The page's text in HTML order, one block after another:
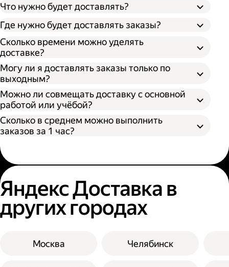
Через парк;
Через парк как самозанятый;
Как самозанятый;
Как индивидуальный предприниматель;
Что нужно будет доставлять?
Где нужно будет доставлять заказы?
Сколько времени можно уделять
доставке?
Могу ли я доставлять заказы только по
выходным?
Можно ли совмещать доставку с основной
работой или учёбой?
Сколько в среднем можно выполнить
заказов за 1 час?
Яндекс Доставка в
других городах
Москва Челябинск